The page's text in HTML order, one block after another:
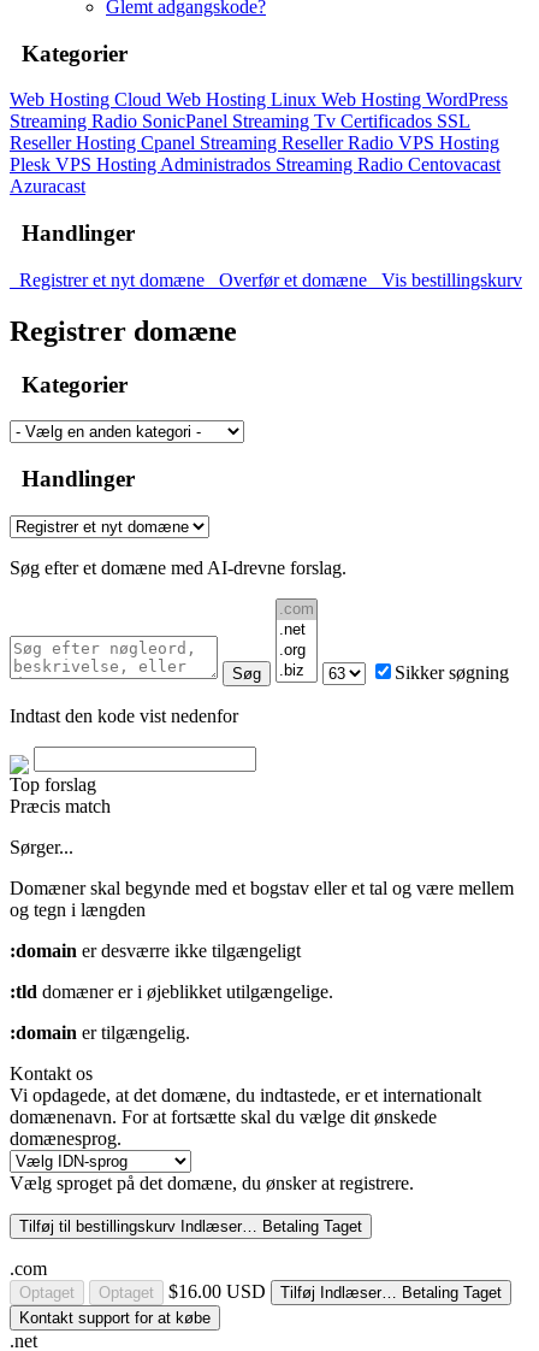
Glemt adgangskode?
Kategorier
Web Hosting Cloud Web Hosting Linux Web Hosting WordPress
Streaming Radio SonicPanel Streaming Tv Certificados SSL
Reseller Hosting Cpanel Streaming Reseller Radio VPS Hosting
Plesk VPS Hosting Administrados Streaming Radio Centovacast
Azuracast
Handlinger
Registrer et nyt domæne Overfør et domæne Vis bestillingskurv
Registrer domæne
Kategorier
Handlinger
Søg efter et domæne med AI-drevne forslag.
Søg Sikker søgning
Indtast den kode vist nedenfor
Top forslag
Præcis match
Sørger...
Domæner skal begynde med et bogstav eller et tal og være mellem
og tegn i længden
:domain er desværre ikke tilgængeligt
:tld domæner er i øjeblikket utilgængelige.
:domain er tilgængelig.
Kontakt os
Vi opdagede, at det domæne, du indtastede, er et internationalt
domænenavn. For at fortsætte skal du vælge dit ønskede
domænesprog.
Vælg sproget på det domæne, du ønsker at registrere.
Tilføj til bestillingskurv Indlæser… Betaling Taget
.com
Optaget Optaget $16.00 USD Tilføj Indlæser… Betaling Taget
Kontakt support for at købe
.net